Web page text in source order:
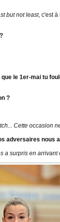
but not least, c'est à
le 1er-mai tu
?
Cette occasion
adversaires
surpris en